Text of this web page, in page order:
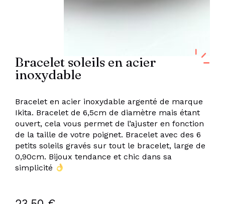
Bracelet soleils en acier
inoxydable
Bracelet en acier inoxydable argenté de marque
Ikita. Bracelet de 6,5cm de diamètre mais étant
ouvert, cela vous permet de l’ajuster en fonction
de la taille de votre poignet. Bracelet avec des 6
petits soleils gravés sur tout le bracelet, large de
0,90cm. Bijoux tendance et chic dans sa
simplicité